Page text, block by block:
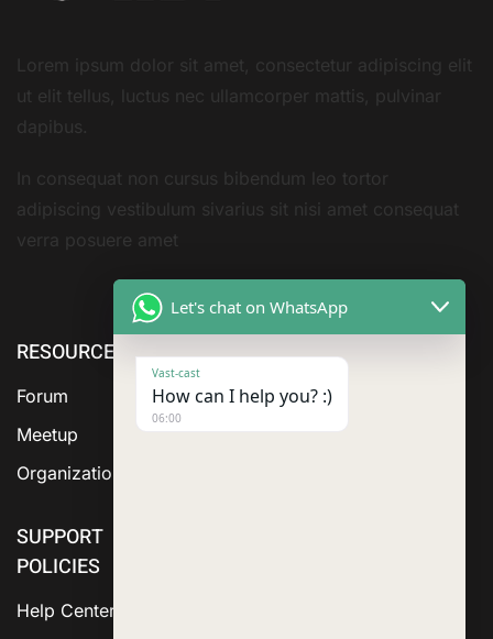
Lorem ipsum dolor sit amet, consectetur adipiscing elit
ut elit tellus, luctus nec ullamcorper mattis, pulvinar
dapibus.
In consequat non cursus bibendum leo tortor
adipiscing vestibulum sivarius sit nisi amet consequat
verra posuere amet
RESOURCE
Forum
Meetup
Organization
SUPPORT
POLICIES
Help Center
ABOUT US SERVICES
Let's chat on WhatsApp
Vast-cast
How can I help you? :)
06:00